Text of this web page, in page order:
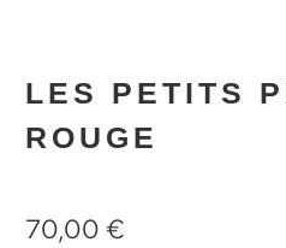
LES PETITS
ROUGE
70,00 €